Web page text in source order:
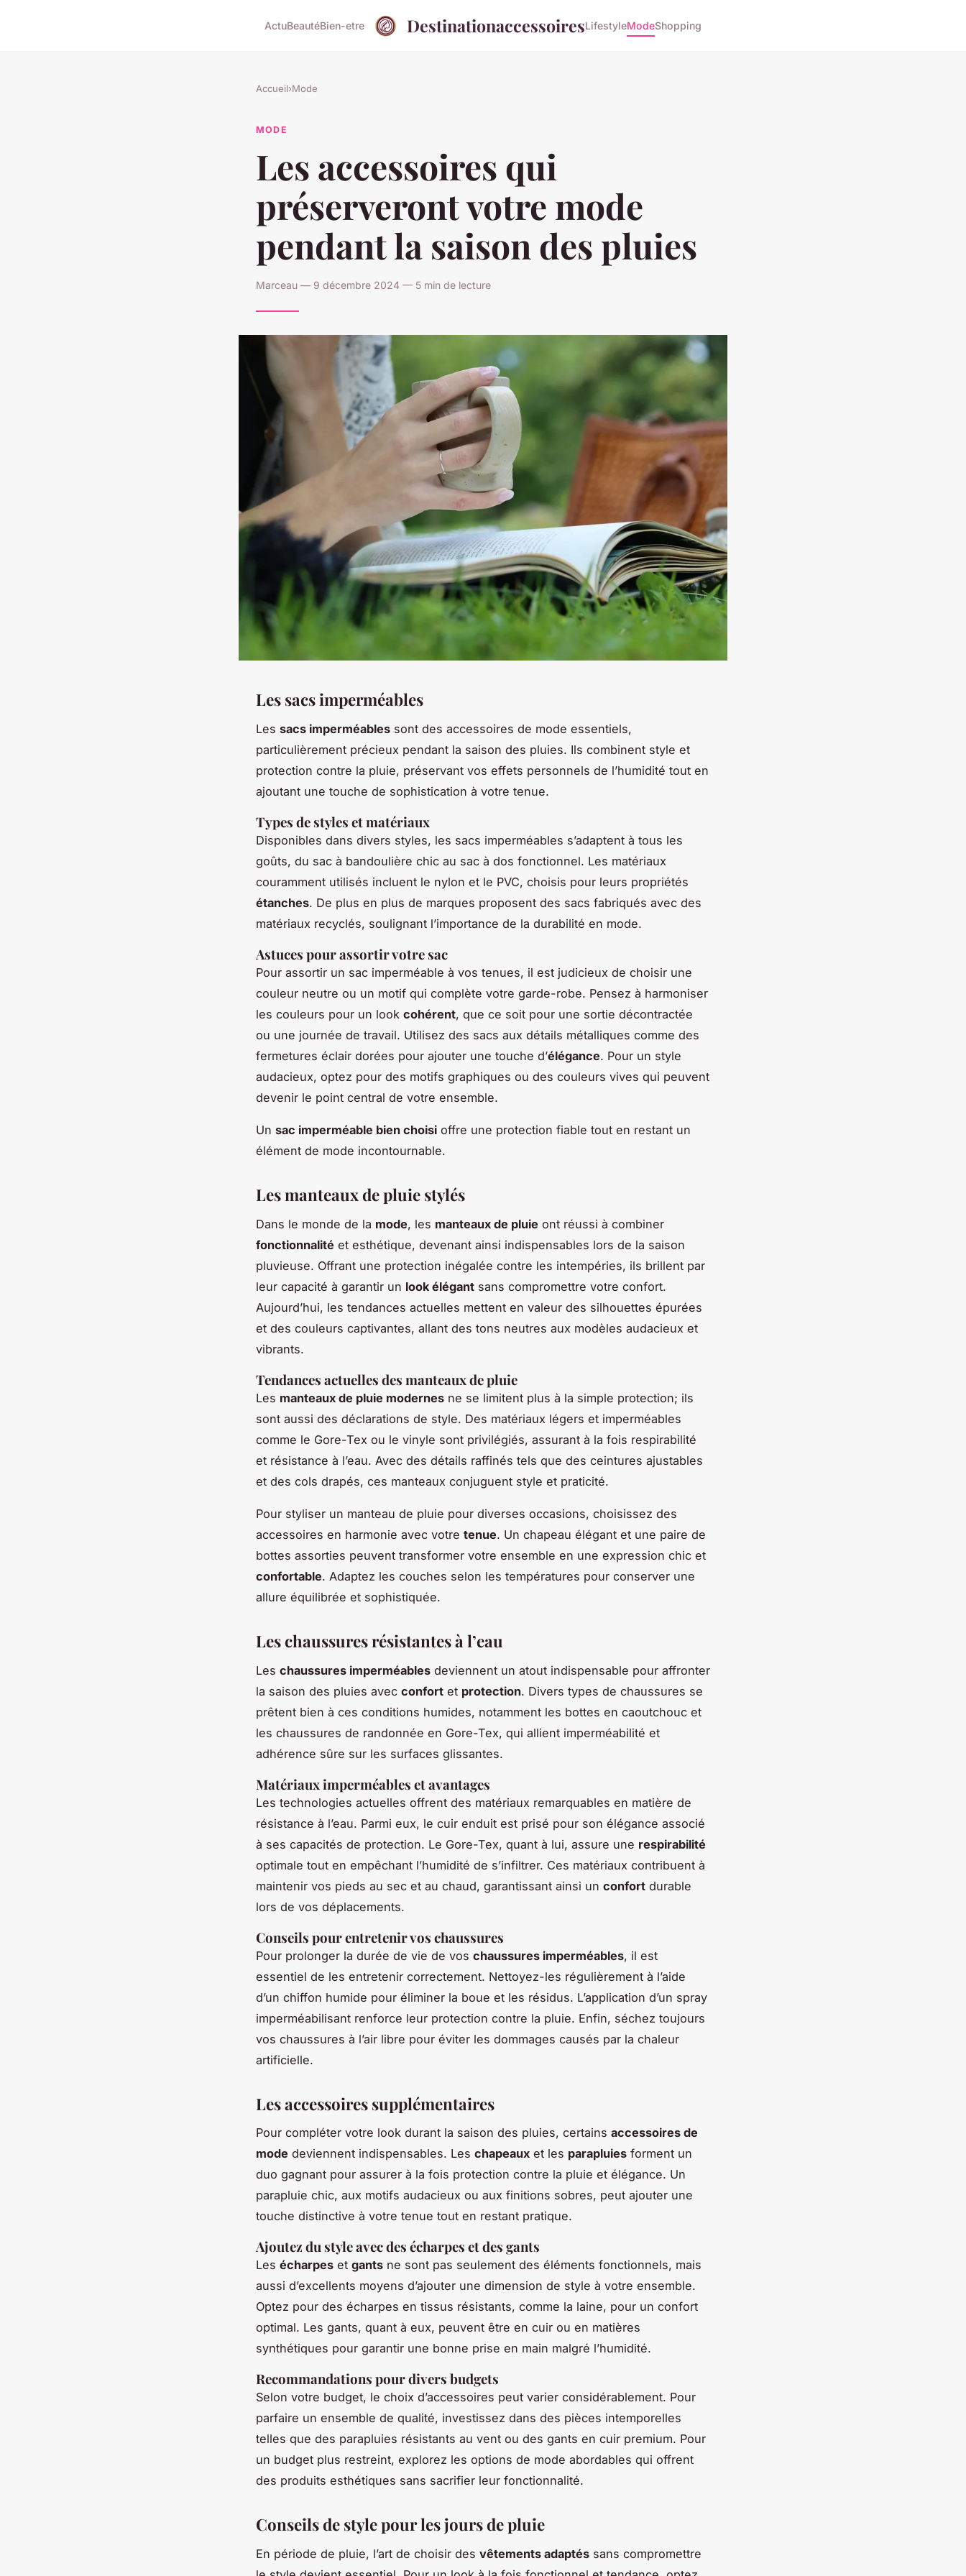
ActuBeautéBien-etre DestinationaccessoiresLifestyleModeShopping
Accueil›Mode
MODE
Les accessoires qui
préserveront votre mode
pendant la saison des pluies
Marceau — 9 décembre 2024 — 5 min de lecture
Les sacs imperméables
Les sacs imperméables sont des accessoires de mode essentiels,
particulièrement précieux pendant la saison des pluies. Ils combinent style et
protection contre la pluie, préservant vos effets personnels de l’humidité tout en
ajoutant une touche de sophistication à votre tenue.
Types de styles et matériaux
Disponibles dans divers styles, les sacs imperméables s’adaptent à tous les
goûts, du sac à bandoulière chic au sac à dos fonctionnel. Les matériaux
couramment utilisés incluent le nylon et le PVC, choisis pour leurs propriétés
étanches. De plus en plus de marques proposent des sacs fabriqués avec des
matériaux recyclés, soulignant l’importance de la durabilité en mode.
Astuces pour assortir votre sac
Pour assortir un sac imperméable à vos tenues, il est judicieux de choisir une
couleur neutre ou un motif qui complète votre garde-robe. Pensez à harmoniser
les couleurs pour un look cohérent, que ce soit pour une sortie décontractée
ou une journée de travail. Utilisez des sacs aux détails métalliques comme des
fermetures éclair dorées pour ajouter une touche d’élégance. Pour un style
audacieux, optez pour des motifs graphiques ou des couleurs vives qui peuvent
devenir le point central de votre ensemble.
Un sac imperméable bien choisi offre une protection fiable tout en restant un
élément de mode incontournable.
Les manteaux de pluie stylés
Dans le monde de la mode, les manteaux de pluie ont réussi à combiner
fonctionnalité et esthétique, devenant ainsi indispensables lors de la saison
pluvieuse. Offrant une protection inégalée contre les intempéries, ils brillent par
leur capacité à garantir un look élégant sans compromettre votre confort.
Aujourd’hui, les tendances actuelles mettent en valeur des silhouettes épurées
et des couleurs captivantes, allant des tons neutres aux modèles audacieux et
vibrants.
Tendances actuelles des manteaux de pluie
Les manteaux de pluie modernes ne se limitent plus à la simple protection; ils
sont aussi des déclarations de style. Des matériaux légers et imperméables
comme le Gore-Tex ou le vinyle sont privilégiés, assurant à la fois respirabilité
et résistance à l’eau. Avec des détails raffinés tels que des ceintures ajustables
et des cols drapés, ces manteaux conjuguent style et praticité.
Pour styliser un manteau de pluie pour diverses occasions, choisissez des
accessoires en harmonie avec votre tenue. Un chapeau élégant et une paire de
bottes assorties peuvent transformer votre ensemble en une expression chic et
confortable. Adaptez les couches selon les températures pour conserver une
allure équilibrée et sophistiquée.
Les chaussures résistantes à l’eau
Les chaussures imperméables deviennent un atout indispensable pour affronter
la saison des pluies avec confort et protection. Divers types de chaussures se
prêtent bien à ces conditions humides, notamment les bottes en caoutchouc et
les chaussures de randonnée en Gore-Tex, qui allient imperméabilité et
adhérence sûre sur les surfaces glissantes.
Matériaux imperméables et avantages
Les technologies actuelles offrent des matériaux remarquables en matière de
résistance à l’eau. Parmi eux, le cuir enduit est prisé pour son élégance associé
à ses capacités de protection. Le Gore-Tex, quant à lui, assure une respirabilité
optimale tout en empêchant l’humidité de s’infiltrer. Ces matériaux contribuent à
maintenir vos pieds au sec et au chaud, garantissant ainsi un confort durable
lors de vos déplacements.
Conseils pour entretenir vos chaussures
Pour prolonger la durée de vie de vos chaussures imperméables, il est
essentiel de les entretenir correctement. Nettoyez-les régulièrement à l’aide
d’un chiffon humide pour éliminer la boue et les résidus. L’application d’un spray
imperméabilisant renforce leur protection contre la pluie. Enfin, séchez toujours
vos chaussures à l’air libre pour éviter les dommages causés par la chaleur
artificielle.
Les accessoires supplémentaires
Pour compléter votre look durant la saison des pluies, certains accessoires de
mode deviennent indispensables. Les chapeaux et les parapluies forment un
duo gagnant pour assurer à la fois protection contre la pluie et élégance. Un
parapluie chic, aux motifs audacieux ou aux finitions sobres, peut ajouter une
touche distinctive à votre tenue tout en restant pratique.
Ajoutez du style avec des écharpes et des gants
Les écharpes et gants ne sont pas seulement des éléments fonctionnels, mais
aussi d’excellents moyens d’ajouter une dimension de style à votre ensemble.
Optez pour des écharpes en tissus résistants, comme la laine, pour un confort
optimal. Les gants, quant à eux, peuvent être en cuir ou en matières
synthétiques pour garantir une bonne prise en main malgré l’humidité.
Recommandations pour divers budgets
Selon votre budget, le choix d’accessoires peut varier considérablement. Pour
parfaire un ensemble de qualité, investissez dans des pièces intemporelles
telles que des parapluies résistants au vent ou des gants en cuir premium. Pour
un budget plus restreint, explorez les options de mode abordables qui offrent
des produits esthétiques sans sacrifier leur fonctionnalité.
Conseils de style pour les jours de pluie
En période de pluie, l’art de choisir des vêtements adaptés sans compromettre